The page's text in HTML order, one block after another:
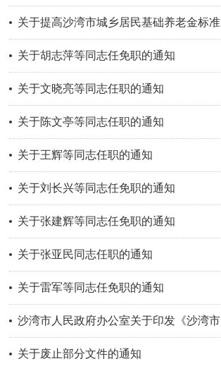
关于提高沙湾市城乡居民基础养老金标准的通知
关于胡志萍等同志任免职的通知
关于文晓亮等同志任职的通知
关于陈文亭等同志任职的通知
关于王辉等同志任职的通知
关于刘长兴等同志任免职的通知
关于张建辉等同志任免职的通知
关于张亚民同志任职的通知
关于雷军等同志任免职的通知
沙湾市人民政府办公室关于印发《沙湾市开展2025年脊髓灰质炎疫苗补充免疫活动的通知》的通知
关于废止部分文件的通知